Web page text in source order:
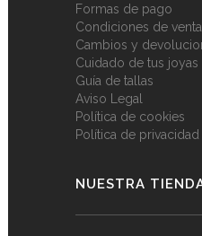
Formas de pago
Condiciones de venta
Cambios y
Cuidado de tus joyas
Guía de tallas
Aviso Legal
Política de cookies
Política de privacidad
NUESTRA